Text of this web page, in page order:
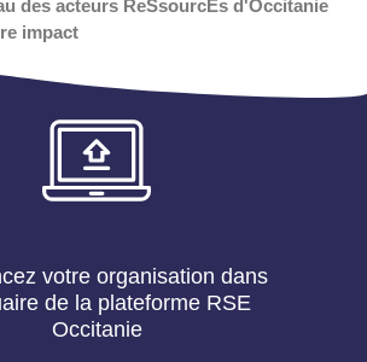
des acteurs ReSsourcEs d'Occitanie
impact
votre organisation dans
de la plateforme RSE
Occitanie